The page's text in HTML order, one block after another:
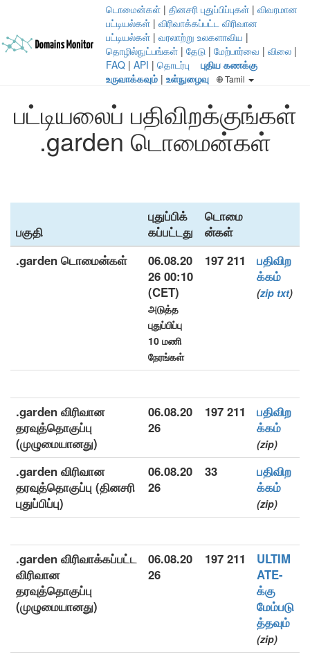
டொமைன்கள் | தினசரி புதுப்பிப்புகள் | விவரமான
பட்டியல்கள் | விரிவாக்கப்பட்ட விரிவான
பட்டியல்கள் | வரலாற்று உலகளாவிய |
தொழில்நுட்பங்கள் | தேடு | மேற்பார்வை | விலை |
FAQ | API | தொடர்பு
புதிய கணக்கு
உருவாக்கவும் | உள்நுழைவு Tamil
பட்டியலைப் பதிவிறக்குங்கள்
.garden டொமைன்கள்
பகுதி
புதுப்பிக்
கப்பட்டது
டொமை
ன்கள்
.garden டொமைன்கள்
06.08.20
26 00:10
(CET)
அடுத்த
புதுப்பிப்பு
10 மணி
நேரங்கள்
197 211
பதிவிற
க்கம்
(zip txt)
.garden விரிவான
தரவுத்தொகுப்பு
(முழுமையானது)
06.08.20
26
197 211
பதிவிற
க்கம்
(zip)
.garden விரிவான
தரவுத்தொகுப்பு (தினசரி
புதுப்பிப்பு)
06.08.20
26
33
பதிவிற
க்கம்
(zip)
.garden விரிவாக்கப்பட்ட
விரிவான
தரவுத்தொகுப்பு
(முழுமையானது)
06.08.20
26
197 211
ULTIM
ATE-
க்கு
மேம்படு
த்தவும்
(zip)